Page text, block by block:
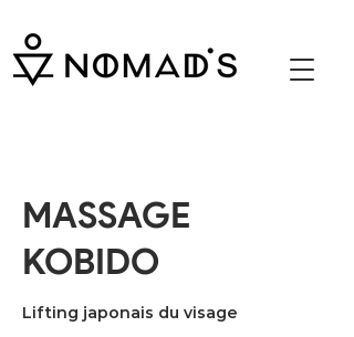
Nomad's massage assis bar restaurant emploi
job étudiant Paris
MASSAGE
KOBIDO